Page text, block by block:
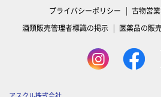
プライバシーポリシー
古物営
酒類販売管理者標識の掲示
医薬品の販